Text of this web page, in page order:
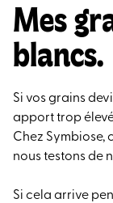
Mes
blancs.
Si vos grains
apport trop élevé
Chez Symbiose,
nous testons de
Si cela arrive